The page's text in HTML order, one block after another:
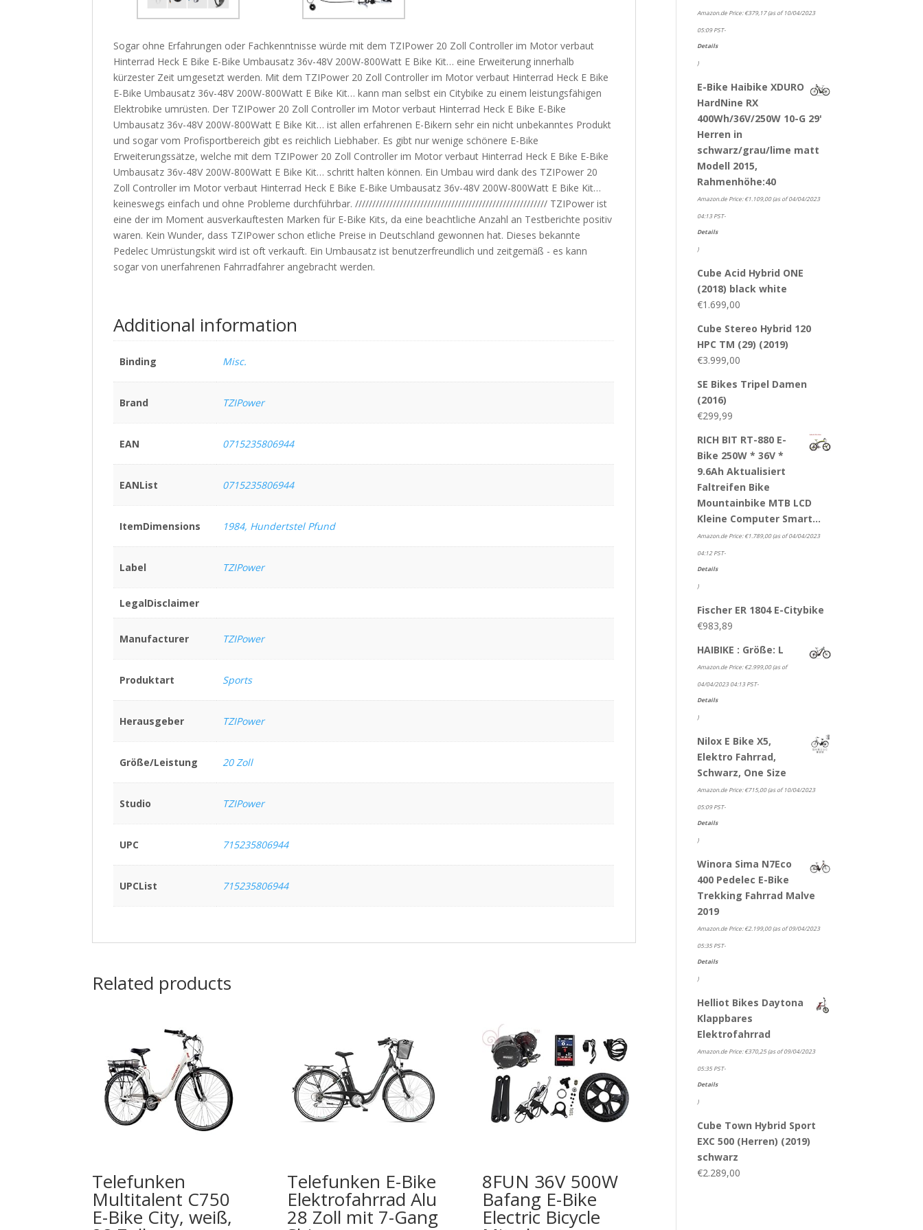
Sogar ohne Erfahrungen oder Fachkenntnisse würde mit dem TZIPower 20 Zoll Controller im Motor verbaut
Hinterrad Heck E Bike E-Bike Umbausatz 36v-48V 200W-800Watt E Bike Kit… eine Erweiterung innerhalb
kürzester Zeit umgesetzt werden. Mit dem TZIPower 20 Zoll Controller im Motor verbaut Hinterrad Heck E Bike
E-Bike Umbausatz 36v-48V 200W-800Watt E Bike Kit… kann man selbst ein Citybike zu einem leistungsfähigen
Elektrobike umrüsten. Der TZIPower 20 Zoll Controller im Motor verbaut Hinterrad Heck E Bike E-Bike
Umbausatz 36v-48V 200W-800Watt E Bike Kit… ist allen erfahrenen E-Bikern sehr ein nicht unbekanntes Produkt
und sogar vom Profisportbereich gibt es reichlich Liebhaber. Es gibt nur wenige schönere E-Bike
Erweiterungssätze, welche mit dem TZIPower 20 Zoll Controller im Motor verbaut Hinterrad Heck E Bike E-Bike
Umbausatz 36v-48V 200W-800Watt E Bike Kit… schritt halten können. Ein Umbau wird dank des TZIPower 20
Zoll Controller im Motor verbaut Hinterrad Heck E Bike E-Bike Umbausatz 36v-48V 200W-800Watt E Bike Kit…
keineswegs einfach und ohne Probleme durchführbar. //////////////////////////////////////////////////////// TZIPower ist
eine der im Moment ausverkauftesten Marken für E-Bike Kits, da eine beachtliche Anzahl an Testberichte positiv
waren. Kein Wunder, dass TZIPower schon etliche Preise in Deutschland gewonnen hat. Dieses bekannte
Pedelec Umrüstungskit wird ist oft verkauft. Ein Umbausatz ist benutzerfreundlich und zeitgemäß - es kann
sogar von unerfahrenen Fahrradfahrer angebracht werden.
Additional information
Binding Misc.
Brand TZIPower
EAN 0715235806944
EANList 0715235806944
ItemDimensions 1984, Hundertstel Pfund
Label TZIPower
LegalDisclaimer
Manufacturer TZIPower
Produktart Sports
Herausgeber TZIPower
Größe/Leistung 20 Zoll
Studio TZIPower
UPC 715235806944
UPCList 715235806944
Related products
Telefunken
Multitalent C750
E-Bike City, weiß,
Telefunken E-Bike
Elektrofahrrad Alu
28 Zoll mit 7-Gang
8FUN 36V 500W
Bafang E-Bike
Electric Bicycle
Amazon.de Price:€379,17(as of 10/04/2023
05:09 PST-
Details
)
E-Bike Haibike XDURO
HardNine RX
400Wh/36V/250W 10-G 29'
Herren in
schwarz/grau/lime matt
Modell 2015,
Rahmenhöhe:40
Amazon.de Price:€1.109,00(as of 04/04/2023
04:13 PST-
Details
)
Cube Acid Hybrid ONE
(2018) black white
€1.699,00
Cube Stereo Hybrid 120
HPC TM (29) (2019)
€3.999,00
SE Bikes Tripel Damen
(2016)
€299,99
RICH BIT RT-880 E-
Bike 250W * 36V *
9.6Ah Aktualisiert
Faltreifen Bike
Mountainbike MTB LCD
Kleine Computer Smart…
Amazon.de Price:€1.789,00(as of 04/04/2023
04:12 PST-
Details
)
Fischer ER 1804 E-Citybike
€983,89
HAIBIKE : Größe: L
Amazon.de Price:€2.999,00(as of
04/04/2023 04:13 PST-
Details
)
Nilox E Bike X5,
Elektro Fahrrad,
Schwarz, One Size
Amazon.de Price:€715,00(as of 10/04/2023
05:09 PST-
Details
)
Winora Sima N7Eco
400 Pedelec E-Bike
Trekking Fahrrad Malve
2019
Amazon.de Price:€2.199,00(as of 09/04/2023
05:35 PST-
Details
)
Helliot Bikes Daytona
Klappbares
Elektrofahrrad
Amazon.de Price:€370,25(as of 09/04/2023
05:35 PST-
Details
)
Cube Town Hybrid Sport
EXC 500 (Herren) (2019)
schwarz
€2.289,00